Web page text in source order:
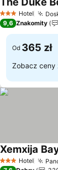
3 Kategoria
Hotel
9,6 Znakomity
Od 365 zł
Zobacz ceny
3 Kategoria
Hotel
Xemxija